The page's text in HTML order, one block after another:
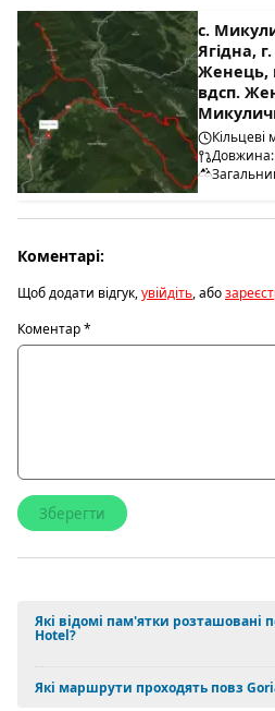
с.
Ягідна,
Женець,
вдсп.
Коментарі:
Щоб додати відгук,увійдіть, або
Коментар*
Які відомі пам'ятки розташовані
Hotel?
Які маршрути проходять повз